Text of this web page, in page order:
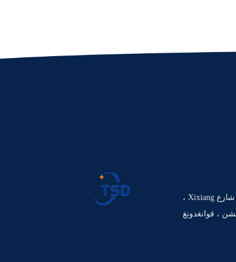
609 رقم 4018 ، طريق باوان ، شارع Xixiang ،
، قوانغدونغ